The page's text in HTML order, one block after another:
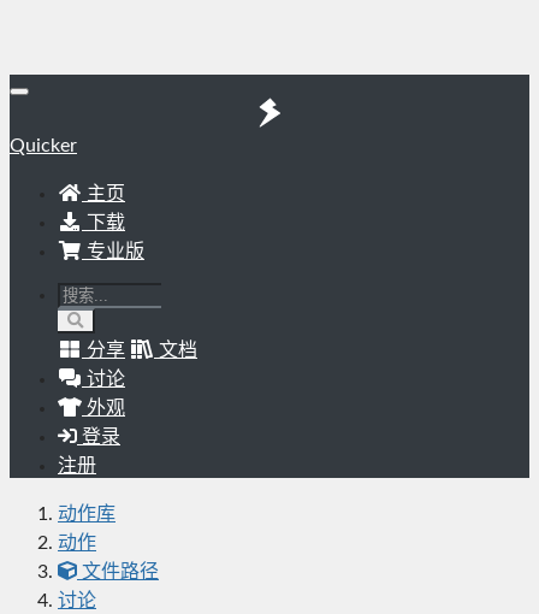
Quicker
主页
下载
专业版
分享
文档
讨论
外观
登录
注册
动作库
动作
文件路径
讨论